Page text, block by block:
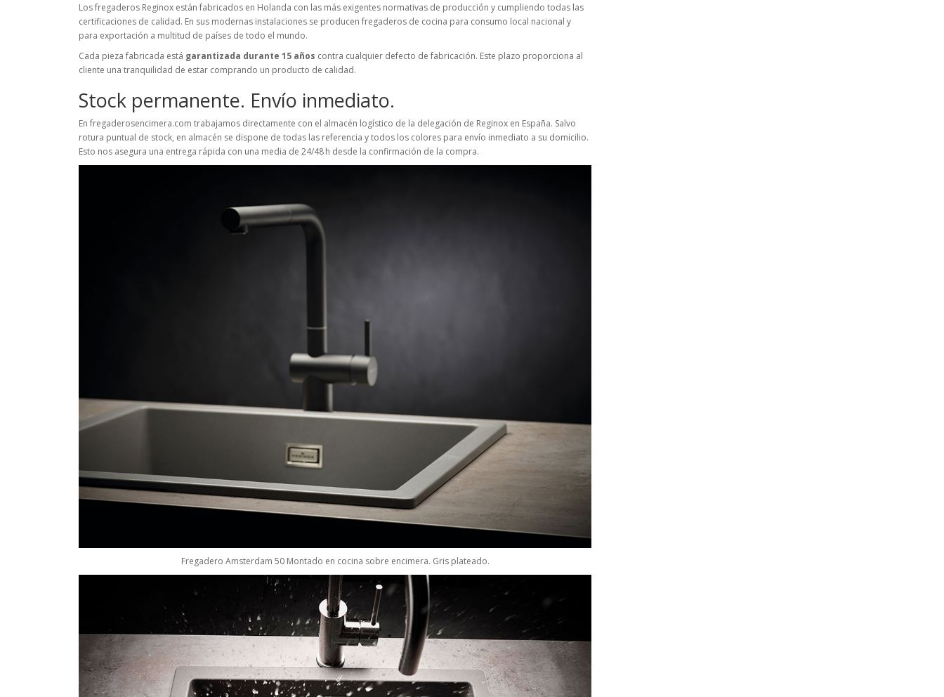
Los fregaderos Reginox están fabricados en Holanda con las más exigentes normativas de producción y cumpliendo todas las
certificaciones de calidad. En sus modernas instalaciones se producen fregaderos de cocina para consumo local nacional y
para exportación a multitud de países de todo el mundo.
Cada pieza fabricada está garantizada durante 15 años contra cualquier defecto de fabricación. Este plazo proporciona al
cliente una tranquilidad de estar comprando un producto de calidad.
Stock permanente. Envío inmediato.
En fregaderosencimera.com trabajamos directamente con el almacén logístico de la delegación de Reginox en España. Salvo
rotura puntual de stock, en almacén se dispone de todas las referencia y todos los colores para envío inmediato a su domicilio.
Esto nos asegura una entrega rápida con una media de 24/48 h desde la confirmación de la compra.
Fregadero Amsterdam 50 Montado en cocina sobre encimera. Gris plateado.